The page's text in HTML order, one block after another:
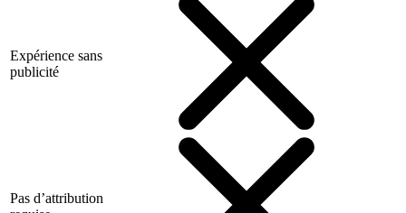
Expérience sans
publicité
Pas d’attribution